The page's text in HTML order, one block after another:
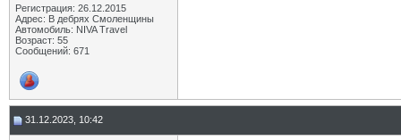
Регистрация: 26.12.2015
Адрес: В дебрях Смоленщины
Автомобиль: NIVA Travel
Возраст: 55
Сообщений: 671
31.12.2023, 10:42